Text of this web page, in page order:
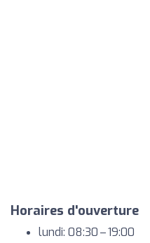
Horaires d'ouverture
lundi: 08:30 – 19:00